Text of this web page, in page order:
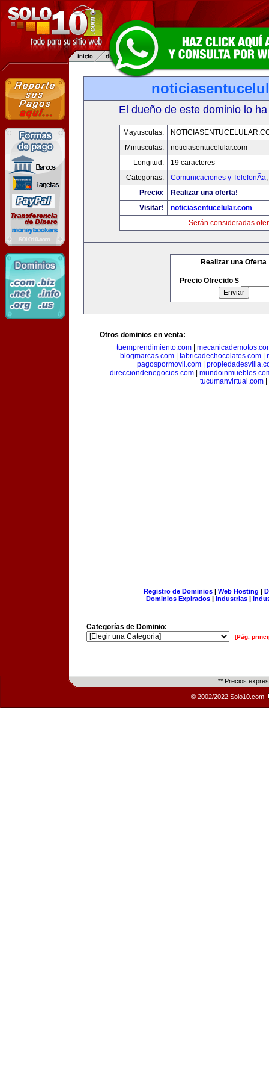
El dueño de este dominio lo
Mayusculas:
Minusculas:
noticiasentucelular.com
Longitud:
19 caracteres
Categorias:
Comunicaciones y TelefonÃ­a,
Precio:
Realizar una oferta!
Visitar!
noticiasentucelular.com
Serán consideradas
Realizar una Oferta
Precio Ofrecido $
Otros dominios en venta:
tuemprendimiento.com
blogmarcas.com
fabricadechocolates.com
pagospormovil.com
direcciondenegocios.com
tucumanvirtual.com
Registro de Dominios| Web Hosting |
Dominios Expirados | Industrias |
Categorías de Dominio:
[Pág.
** Precios
© 2002/2022 Solo10.com